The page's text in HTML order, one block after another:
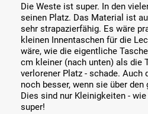
Die Weste ist super. In den
seinen Platz. Das Material ist
sehr strapazierfähig. Es wäre
kleinen Innentaschen für die
wäre, wie die eigentliche
cm kleiner (nach unten) als die
verlorener Platz - schade. Auch
noch besser, wenn sie über den
Dies sind nur Kleinigkeiten -
super!